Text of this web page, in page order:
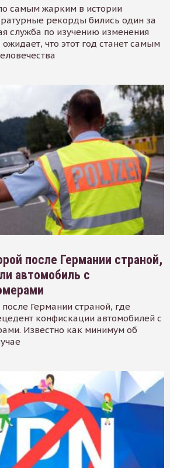
самым жарким в истории
рекорды бились один за
служба по изучению изменения
что этот год станет самым
после Германии страной,
автомобиль с
Германии страной, где
конфискации автомобилей с
Известно как минимум об